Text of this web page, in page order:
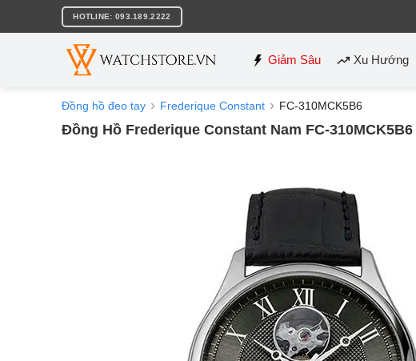
nội
HOTLINE: 093.189.2222
Giảm Sâu Xu Hướng
Đồng hồ đeo tay Frederique Constant FC-310MCK5B6
Đồng Hồ Frederique Constant Nam FC-310MCK5B6